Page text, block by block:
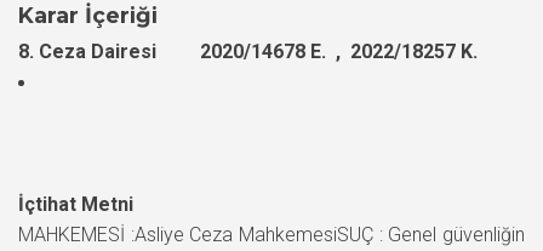
Karar İçeriği
8. Ceza Dairesi 2020/14678 E. , 2022/18257 K.
İçtihat Metni
MAHKEMESİ :Asliye Ceza MahkemesiSUÇ : Genel güvenliğin